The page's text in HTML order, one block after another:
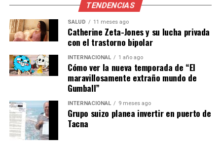
La crisis energética tiene implicaciones significativas
para la política y la economía de Europa. A corto plazo,
es probable que los gobiernos deban implementar
políticas de racionamiento de energía y promover
campañas de concienciación sobre el ahorro energético.
A largo plazo, esta situación podría acelerar la
transición energética en Europa, impulsando
inversiones en tecnologías limpias y renovables. Sin
embargo, también plantea desafíos significativos, como
la necesidad de infraestructura adecuada y políticas de
apoyo que faciliten esta transición.
TENDENCIAS
SALUD 11 meses ago
Catherine Zeta-Jones y su lucha privada
con el trastorno bipolar
INTERNACIONAL 1 año ago
Cómo ver la nueva temporada de “El
maravillosamente extraño mundo de
Gumball”
INTERNACIONAL 9 meses ago
Grupo suizo planea invertir en puerto de
Tacna